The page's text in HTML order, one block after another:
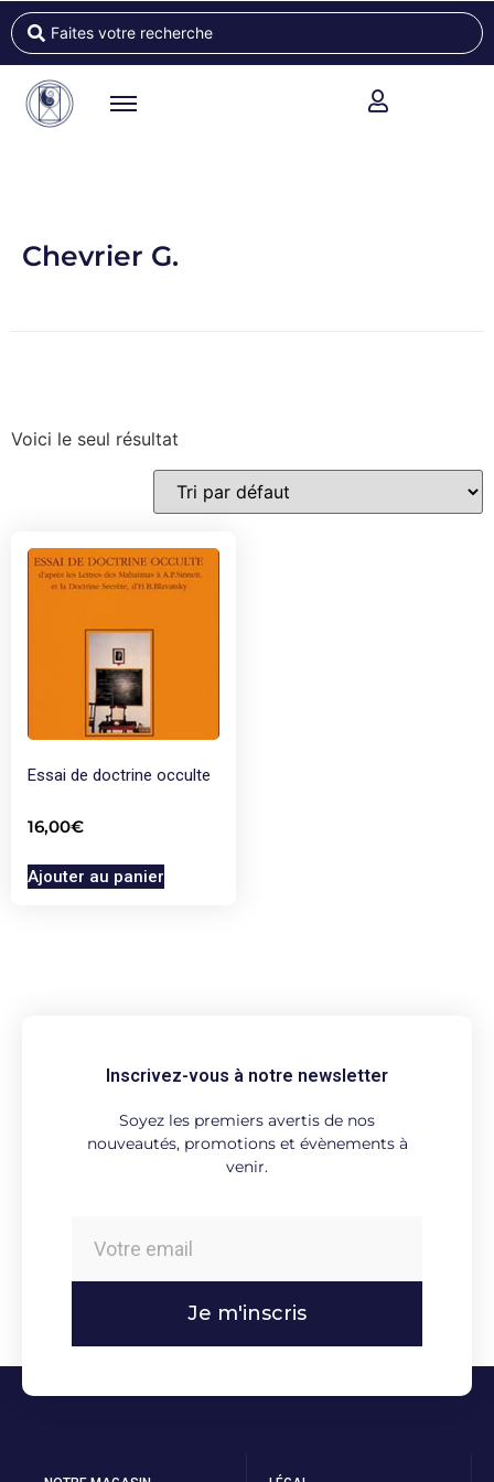
Chevrier G.
Voici le seul résultat
Essai de doctrine occulte
16,00€
Ajouter au panier
Inscrivez-vous à notre newsletter
Soyez les premiers avertis de nos
nouveautés, promotions et évènements à
venir.
Je m'inscris